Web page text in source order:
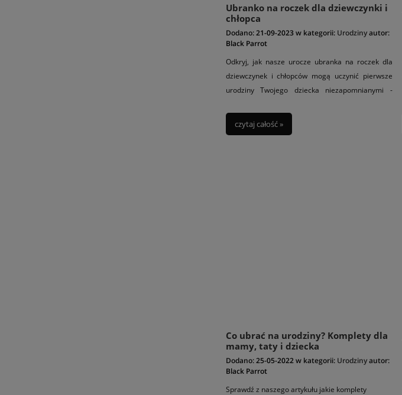
Ubranko na roczek dla dziewczynki i
chłopca
Dodano:21-09-2023w kategorii: Urodzinyautor:
Black Parrot
Odkryj, jak nasze urocze ubranka na roczek dla
dziewczynek i chłopców mogą uczynić pierwsze
urodziny Twojego dziecka niezapomnianymi -
czytaj całość »
Co ubrać na urodziny? Komplety dla
mamy, taty i dziecka
Dodano:25-05-2022w kategorii: Urodzinyautor:
Black Parrot
Sprawdź z naszego artykułu jakie komplety